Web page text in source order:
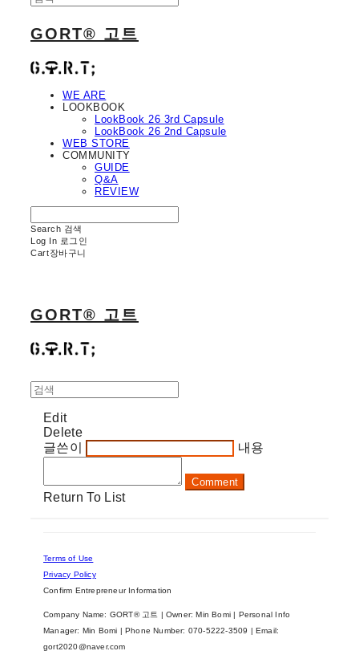
GORT® 고트
WE ARE
LOOKBOOK
LookBook 26 3rd Capsule
LookBook 26 2nd Capsule
WEB STORE
COMMUNITY
GUIDE
Q&A
REVIEW
Search 검색
Log In 로그인
Cart장바구니
GORT® 고트
Edit
Delete
글쓴이
내용
Comment
Return To List
Terms of Use
Privacy Policy
Confirm Entrepreneur Information
Company Name: GORT® 고트 | Owner: Min Bomi | Personal Info
Manager: Min Bomi | Phone Number: 070-5222-3509 | Email:
gort2020@naver.com